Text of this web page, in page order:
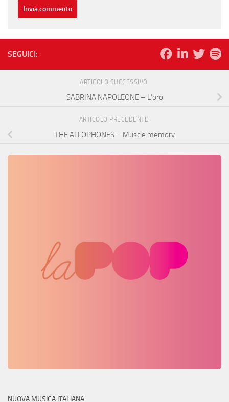
SEGUICI:
ARTICOLO SUCCESSIVO
SABRINA NAPOLEONE – L’oro
ARTICOLO PRECEDENTE
THE ALLOPHONES – Muscle memory
NUOVA MUSICA ITALIANA